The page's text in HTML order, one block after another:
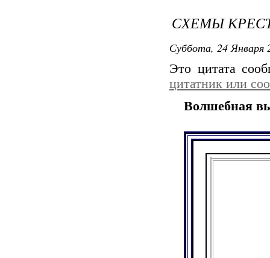
СХЕМЫ
Суббота, 24 Января
Это цитата
цитатник или
Волшебная